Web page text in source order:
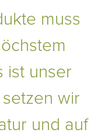
muss
ist unser
wir
und auf